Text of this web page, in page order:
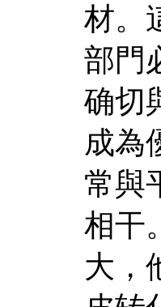
材。
部門
确切
成為
常與
相干
大，